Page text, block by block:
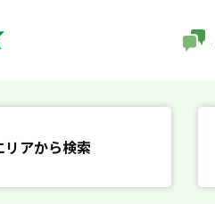
リアから検索